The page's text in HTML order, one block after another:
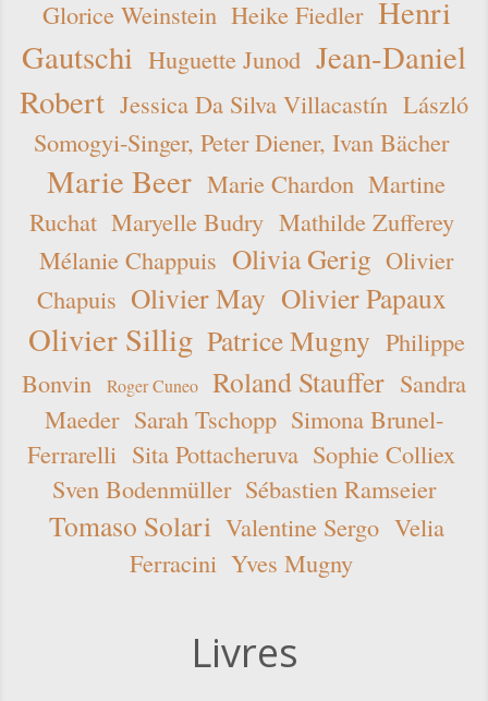
Glorice Weinstein Heike Fiedler Henri
Gautschi Huguette Junod Jean-Daniel
Robert Jessica Da Silva Villacastín László
Somogyi-Singer, Peter Diener, Ivan Bächer
Marie Beer Marie Chardon Martine
Ruchat Maryelle Budry Mathilde Zufferey
Mélanie Chappuis Olivia Gerig Olivier
Chapuis Olivier May Olivier Papaux
Olivier Sillig Patrice Mugny Philippe
Bonvin
Roger Cuneo Roland Stauffer Sandra
Maeder Sarah Tschopp Simona Brunel-
Ferrarelli Sita Pottacheruva Sophie Colliex
Sven Bodenmüller Sébastien Ramseier
Tomaso Solari Valentine Sergo Velia
Ferracini Yves Mugny
Livres